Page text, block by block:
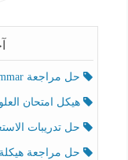
حل مراجعة Grammar اللغة الإنجليزية الصف الخامس الفصل الثالث
هيكل امتحان العلوم
حل تدريبات الاستعداد
حل مراجعة هيكلة امتحان